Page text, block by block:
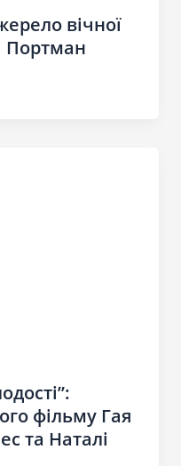
вічної
Портман
фільму Гая
та Наталі